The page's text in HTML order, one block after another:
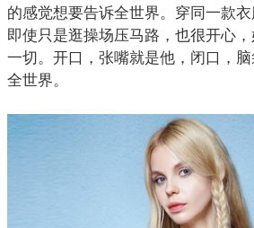
的感觉想要告诉全世界。穿同一款衣
即使只是逛操场压马路，也很开心
一切。开口，张嘴就是他，闭口，
全世界。